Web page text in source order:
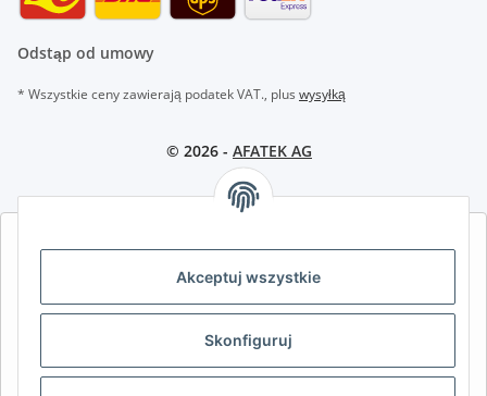
Akceptuj wszystkie
Skonfiguruj
Odstąp od umowy
* Wszystkie ceny zawierają podatek VAT., plus wysyłką
© 2026 - AFATEK AG
AFATEK INTERNATIONAL – WYBIERZ REGION I JĘZYK | SELECT
DE AT CH (DE) CH (FR)
BE (NL) BE (FR)